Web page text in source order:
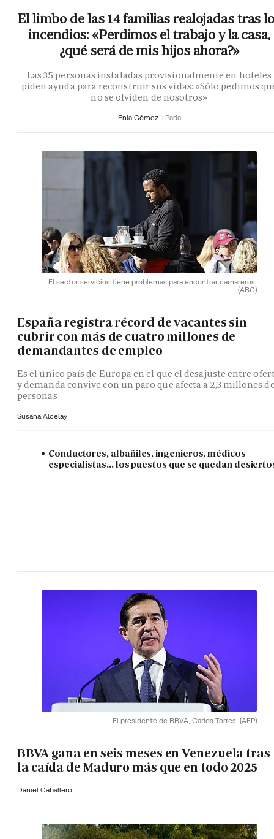
El limbo de las 14 familias realojadas tras
incendios: «Perdimos el trabajo y la casa,
¿qué será de mis hijos ahora?»
Las 35 personas instaladas provisionalmente en hoteles
piden ayuda para reconstruir sus vidas: «Sólo pedimos
no se olviden de nosotros»
Enia Gómez Parla
El sector servicios tiene problemas para encontrar camareros.
(ABC)
España registra récord de vacantes sin
cubrir con más de cuatro millones de
demandantes de empleo
Es el único país de Europa en el que el desajuste entre
y demanda convive con un paro que afecta a 2,3 millones
personas
Susana Alcelay
Conductores, albañiles, ingenieros, médicos
especialistas... los puestos que se quedan
El presidente de BBVA, Carlos Torres. (AFP)
BBVA gana en seis meses en Venezuela tras
la caída de Maduro más que en todo 2025
Daniel Caballero